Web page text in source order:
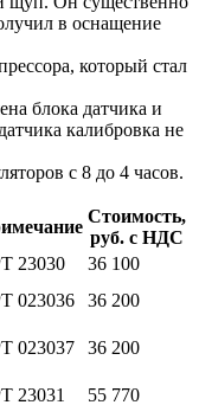
в оснащение
который стал
блока датчика и
калибровка не
с 8 до 4 часов.
Стоимость,
руб. с НДС
23030
36 100
023036
36 200
023037
36 200
23031
55 770